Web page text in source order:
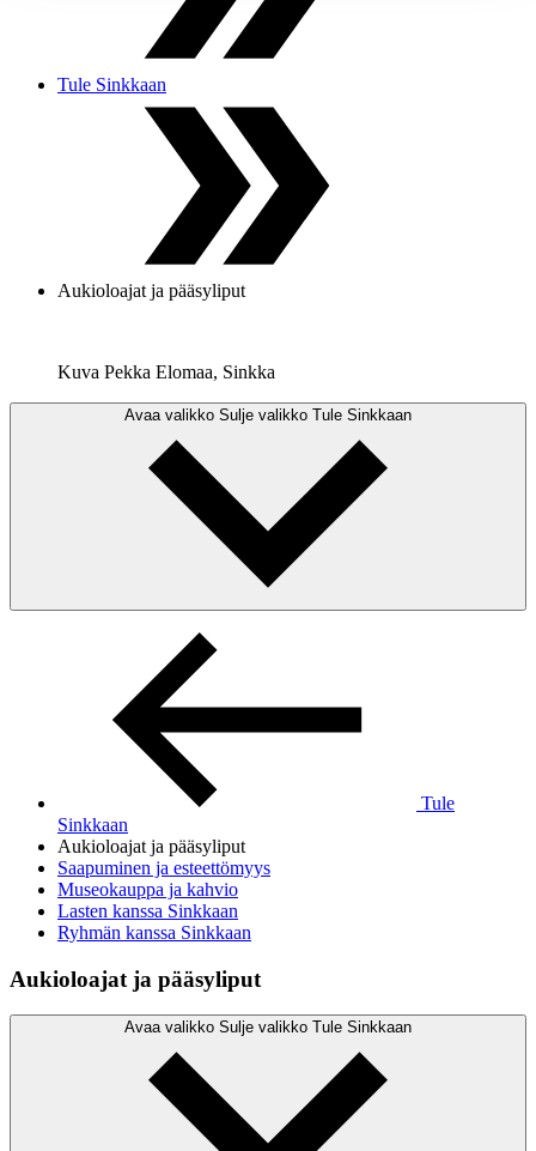
Tule Sinkkaan
Aukioloajat ja pääsyliput
Kuva Pekka Elomaa, Sinkka
Avaa valikko Sulje valikko Tule Sinkkaan
Tule
Sinkkaan
Aukioloajat ja pääsyliput
Saapuminen ja esteettömyys
Museokauppa ja kahvio
Lasten kanssa Sinkkaan
Ryhmän kanssa Sinkkaan
Aukioloajat ja pääsyliput
Avaa valikko Sulje valikko Tule Sinkkaan